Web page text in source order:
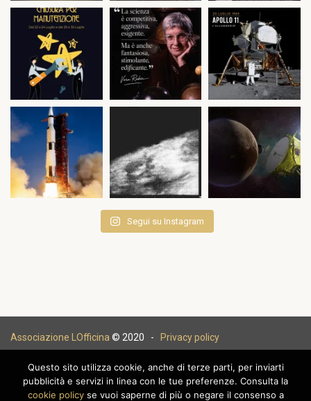
Segui su Instagram
Associazione LOfficina © 2020 - Privacy policy
Questo sito utilizza cookie, anche di terze parti, per inviarti
pubblicità e servizi in linea con le tue preferenze. Consulta la
cookie policyse vuoi saperne di più o negare il consenso a